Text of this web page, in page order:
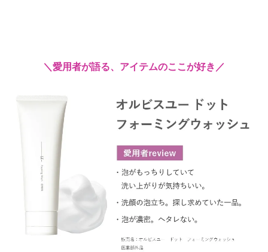
＼愛用者が語る、アイテムのここが好き／